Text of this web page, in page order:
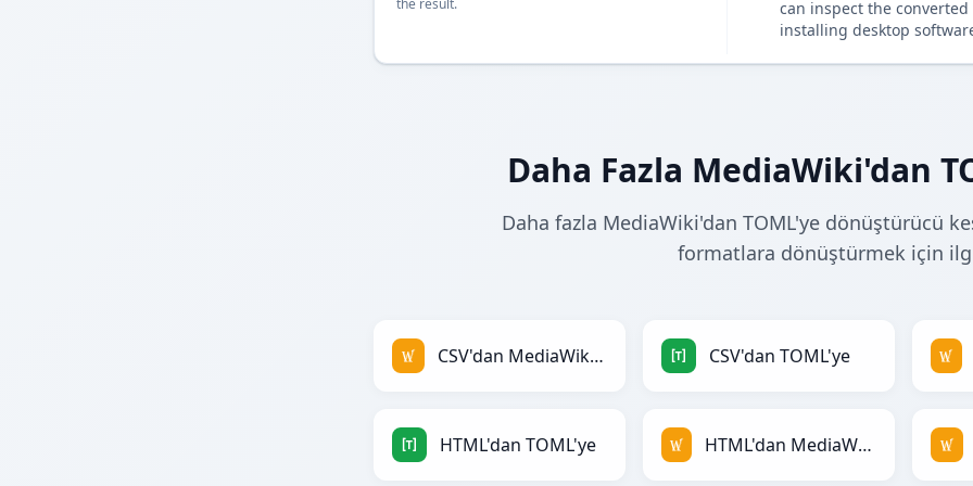
the result.
can inspect the
installing desktop
Daha Fazla MediaWiki'dan
Daha fazla MediaWiki'dan TOML'ye dönüştürücü
formatlara dönüştürmek için
CSV'dan MediaWiki'ye CSV'dan TOML'ye
HTML'dan TOML'ye HTML'dan MediaWiki'ye